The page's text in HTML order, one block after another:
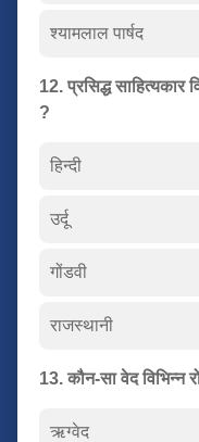
श्यामलाल पार्षद
12. प्रसिद्ध साहित्यकार
?
हिन्दी
उर्दू
गोंडवी
राजस्थानी
13. कौन-सा वेद विभिन्न
ऋग्वेद